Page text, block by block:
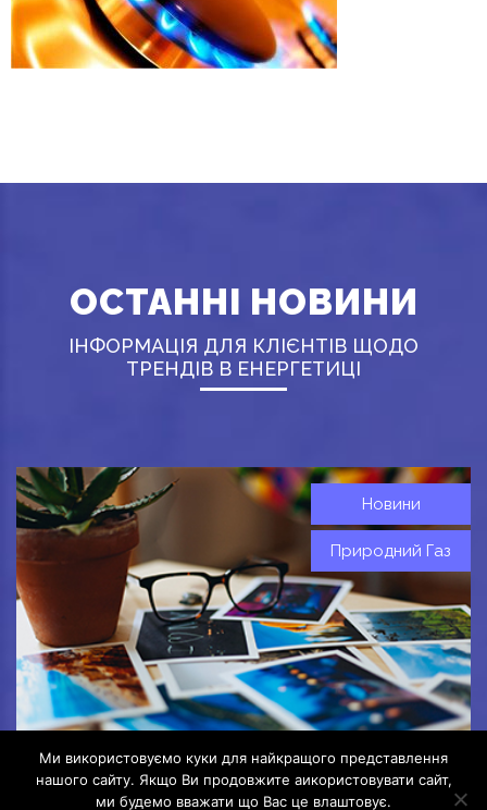
ОСТАННІ НОВИНИ
ІНФОРМАЦІЯ ДЛЯ КЛІЄНТІВ ЩОДО
ТРЕНДІВ В ЕНЕРГЕТИЦІ
Новини
Природний Газ
Ми використовуємо куки для найкращого представлення
нашого сайту. Якщо Ви продовжите аикористовувати сайт,
ми будемо вважати що Вас це влаштовує.